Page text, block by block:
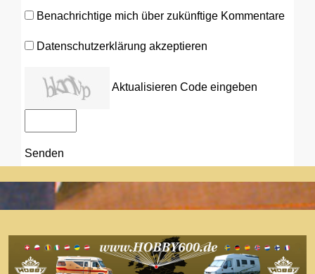
Benachrichtige mich über zukünftige Kommentare
Datenschutzerklärung akzeptieren
Aktualisieren Code eingeben
Senden